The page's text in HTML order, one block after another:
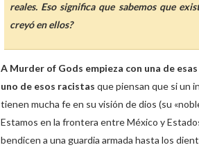
reales. Eso significa que sabemos que
creyó en ellos?
A Murder of Gods empieza con una de
uno de esos racistas que piensan que si un
tienen mucha fe en su visión de dios (su
Estamos en la frontera entre México y
bendicen a una guardia armada hasta los